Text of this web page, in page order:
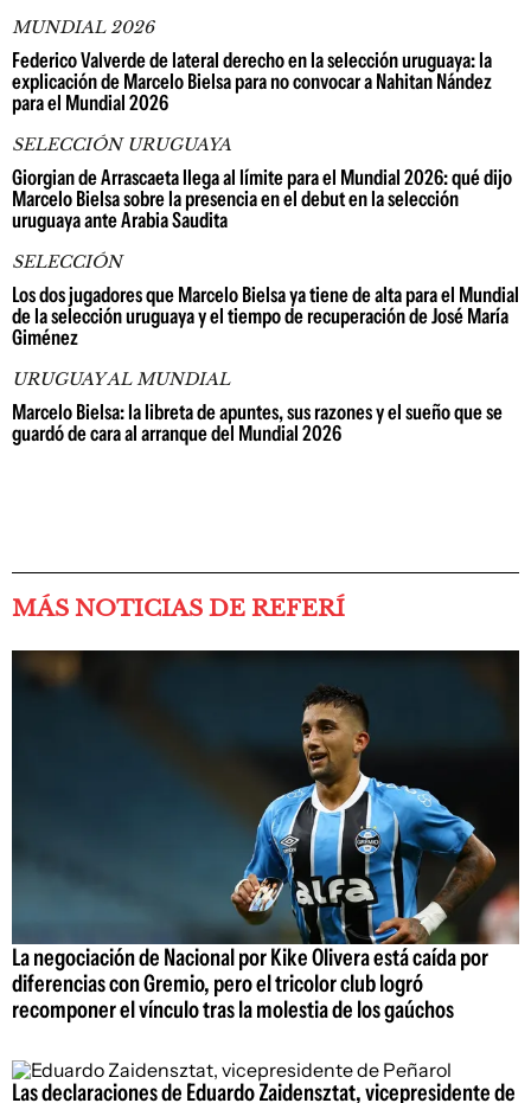
MUNDIAL 2026
Federico Valverde de lateral derecho en la selección uruguaya: la
explicación de Marcelo Bielsa para no convocar a Nahitan Nández
para el Mundial 2026
SELECCIÓN URUGUAYA
Giorgian de Arrascaeta llega al límite para el Mundial 2026: qué dijo
Marcelo Bielsa sobre la presencia en el debut en la selección
uruguaya ante Arabia Saudita
SELECCIÓN
Los dos jugadores que Marcelo Bielsa ya tiene de alta para el Mundial
de la selección uruguaya y el tiempo de recuperación de José María
Giménez
URUGUAY AL MUNDIAL
Marcelo Bielsa: la libreta de apuntes, sus razones y el sueño que se
guardó de cara al arranque del Mundial 2026
MÁS NOTICIAS DE REFERÍ
La negociación de Nacional por Kike Olivera está caída por
diferencias con Gremio, pero el tricolor club logró
recomponer el vínculo tras la molestia de los gaúchos
Las declaraciones de Eduardo Zaidensztat, vicepresidente de